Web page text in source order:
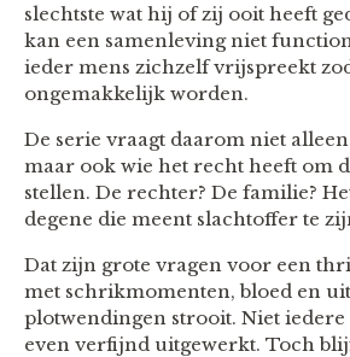
slechtste wat hij of zij ooit heeft
kan een samenleving niet
ieder mens zichzelf vrijspreekt
ongemakkelijk worden.
De serie vraagt daarom niet
maar ook wie het recht heeft om
stellen. De rechter? De familie?
degene die meent slachtoffer te
Dat zijn grote vragen voor een
met schrikmomenten, bloed en
plotwendingen strooit. Niet
even verfijnd uitgewerkt. Toch